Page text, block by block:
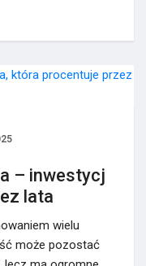
– inwestycj
lata
wielu
może pozostać